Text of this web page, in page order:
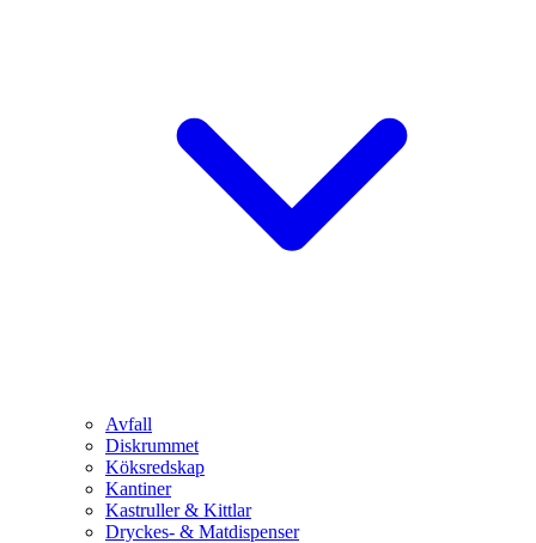
Avfall
Diskrummet
Köksredskap
Kantiner
Kastruller & Kittlar
Dryckes- & Matdispenser